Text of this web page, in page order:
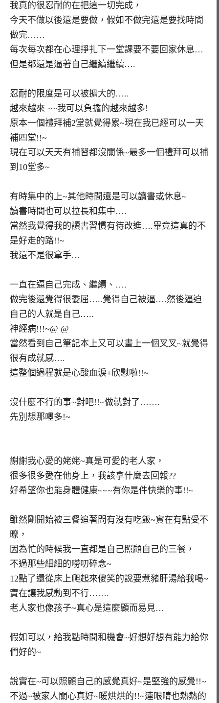
我真的很忍耐的在把這一切完成，
今天不做以後還是要做，假如不做完還是要找時間
做完……
每次每次都在心理掙扎下一堂課要不要回家休息…
但是都還是逼著自己繼續繼續….
忍耐的限度是可以被擴大的…..
越來越來 ~~我可以負擔的越來越多!
原本一個禮拜補2堂就覺得累~現在我已經可以一天
補四堂!!~
現在可以天天有補習都沒關係~最多一個禮拜可以補
到10堂多~
有時集中的上~其他時間還是可以讀書或休息~
讀書時間也可以拉長和集中….
當然我覺得我的讀書習慣有待改進….畢竟這真的不
是好走的路!!~
我還不是很拿手…
一直在逼自己完成、繼續、….
做完後還覺得很委屈…..覺得自己被逼….然後逼迫
自己的人就是自己…..
神經病!!!~@ @
當然看到自己筆記本上又可以畫上一個叉叉~就覺得
很有成就感….
這整個過程就是心酸血淚+欣慰啦!!~
沒什麼不行的事~對吧!!~做就對了…….
先別想那嚜多!~
謝謝我心愛的姥姥~真是可愛的老人家，
很多很多愛在他身上，我該拿什麼去回報??
好希望你也能身體健康~~~有你是件快樂的事!!~
雖然剛開始被三餐追著問有沒有吃飯~實在有點受不
暸，
因為忙的時候我一直都是自己照顧自己的三餐，
不過那些細細的嘮叨碎念~
12點了還從床上爬起來傻笑的說要煮豬肝湯給我喝~
實在讓我感動到不行…….
老人家也像孩子~真心是這麼顯而易見…
假如可以，給我點時間和機會~好想好想有能力給你
們好的~
說實在~可以照顧自己的感覺真好~是堅強的感覺!!~
不過~被家人關心真好~暖烘烘的!!~連眼睛也熱熱的